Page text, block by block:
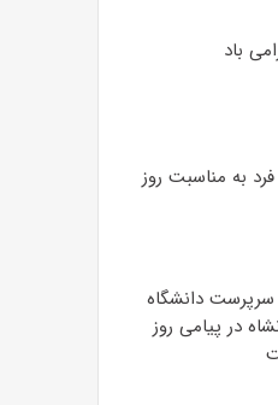
باد
به مناسبت روز
دانشگاه
در پیامی روز